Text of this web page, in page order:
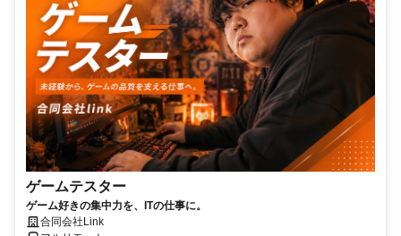
ゲームテスター
ゲーム好きの集中力を、ITの仕事に。
合同会社Link